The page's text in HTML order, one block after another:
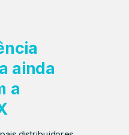
ainda
a